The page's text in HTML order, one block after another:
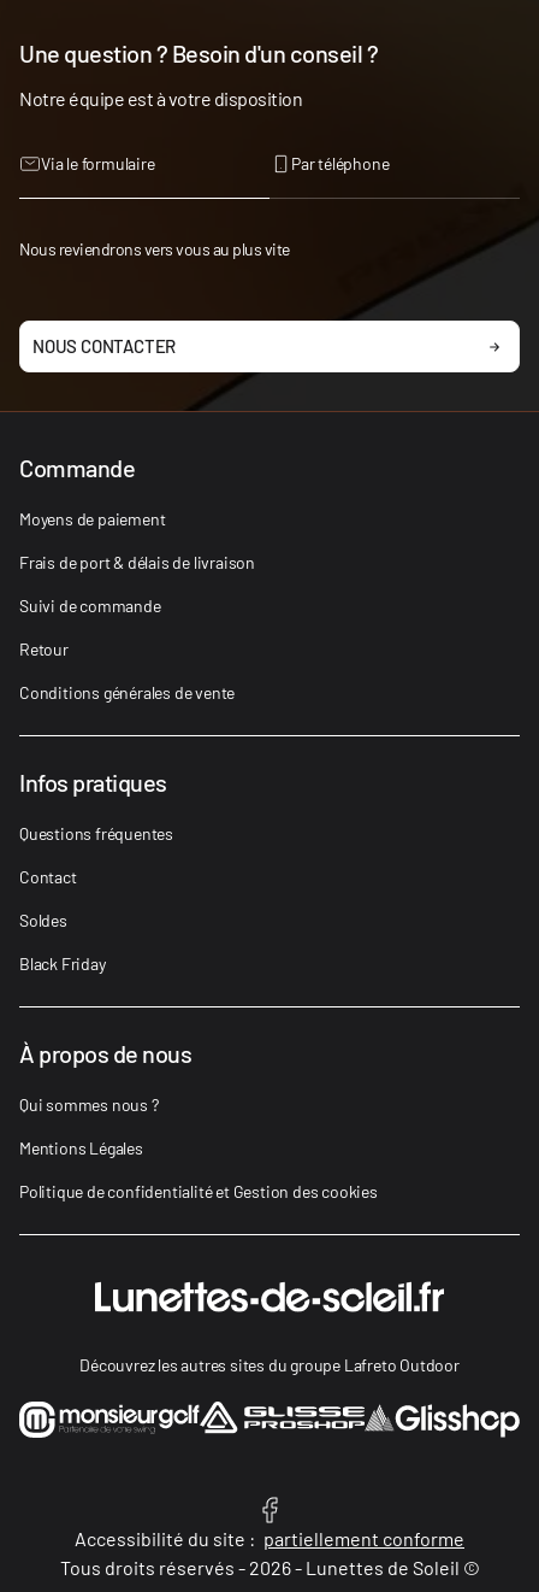
Une question ? Besoin d'un conseil ?
Notre équipe est à votre disposition
Via le formulaire Par téléphone
Nous reviendrons vers vous au plus vite
NOUS CONTACTER
Commande
Moyens de paiement
Frais de port & délais de livraison
Suivi de commande
Retour
Conditions générales de vente
Infos pratiques
Questions fréquentes
Contact
Soldes
Black Friday
À propos de nous
Qui sommes nous ?
Mentions Légales
Politique de confidentialité et Gestion des cookies
Découvrez les autres sites du groupe Lafreto Outdoor
Accessibilité du site : partiellement conforme
Tous droits réservés - 2026 - Lunettes de Soleil ©